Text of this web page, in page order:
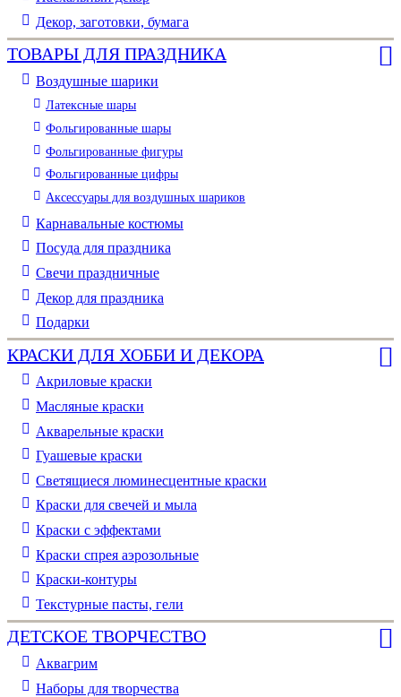
Декор, заготовки, бумага
ТОВАРЫ ДЛЯ ПРАЗДНИКА
Воздушные шарики
Латексные шары
Фольгированные шары
Фольгированные фигуры
Фольгированные цифры
Аксессуары для воздушных шариков
Карнавальные костюмы
Посуда для праздника
Свечи праздничные
Декор для праздника
Подарки
КРАСКИ ДЛЯ ХОББИ И ДЕКОРА
Акриловые краски
Масляные краски
Акварельные краски
Гуашевые краски
Светящиеся люминесцентные краски
Краски для свечей и мыла
Краски с эффектами
Краски спрея аэрозольные
Краски-контуры
Текстурные пасты, гели
ДЕТСКОЕ ТВОРЧЕСТВО
Аквагрим
Наборы для творчества